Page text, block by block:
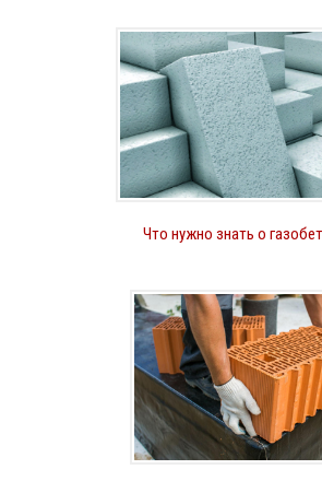
Что нужно знать о